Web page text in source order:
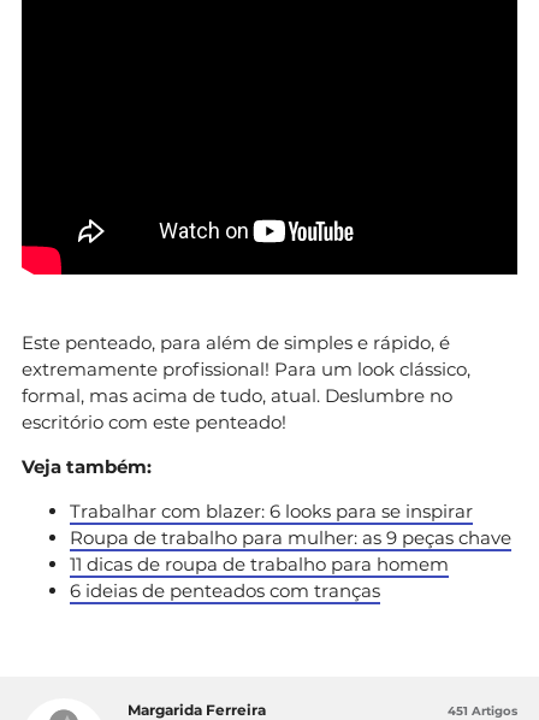
Este penteado, para além de simples e rápido, é
extremamente profissional! Para um look clássico,
formal, mas acima de tudo, atual. Deslumbre no
escritório com este penteado!
Veja também:
Trabalhar com blazer: 6 looks para se inspirar
Roupa de trabalho para mulher: as 9 peças chave
11 dicas de roupa de trabalho para homem
6 ideias de penteados com tranças
Margarida Ferreira 451 Artigos